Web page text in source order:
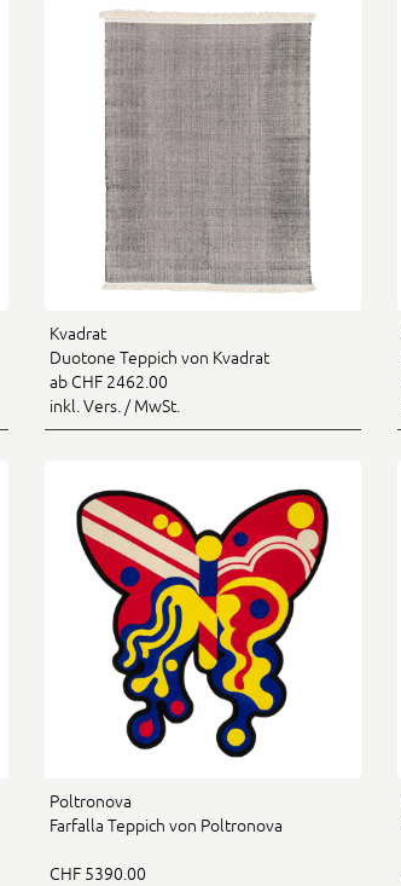
Kvadrat
Duotone Teppich von Kvadrat
ab CHF 2462.00
inkl. Vers. / MwSt.
Poltronova
Farfalla Teppich von Poltronova
CHF 5390.00